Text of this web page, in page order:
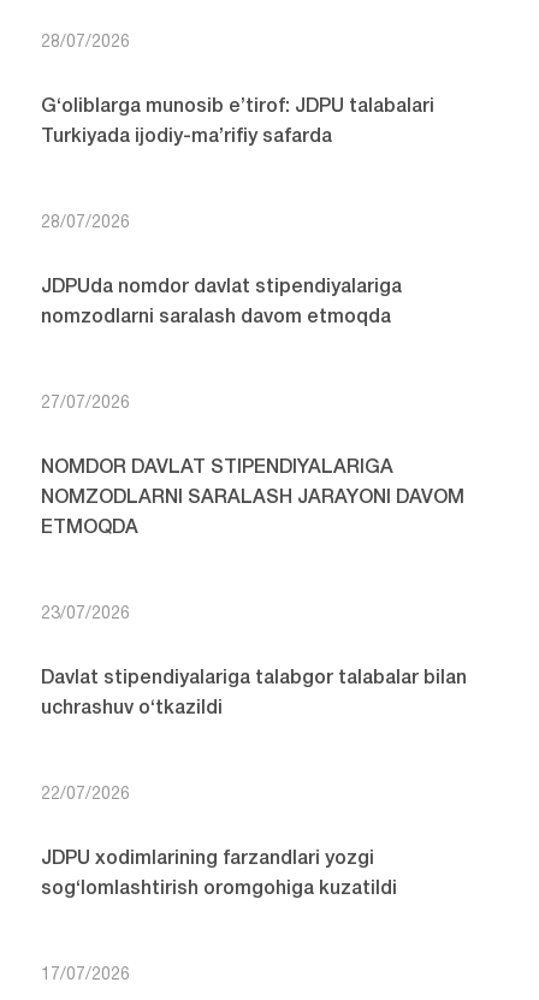
28/07/2026
G‘oliblarga munosib e’tirof: JDPU talabalari
Turkiyada ijodiy-ma’rifiy safarda
28/07/2026
JDPUda nomdor davlat stipendiyalariga
nomzodlarni saralash davom etmoqda
27/07/2026
NOMDOR DAVLAT STIPENDIYALARIGA
NOMZODLARNI SARALASH JARAYONI DAVOM
ETMOQDA
23/07/2026
Davlat stipendiyalariga talabgor talabalar bilan
uchrashuv o‘tkazildi
22/07/2026
JDPU xodimlarining farzandlari yozgi
sog‘lomlashtirish oromgohiga kuzatildi
17/07/2026